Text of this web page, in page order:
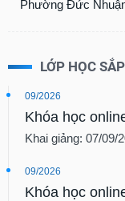
Phường Đức
LỚP HỌC
09/2026
Khóa học
Khai giảng: 07/09/
09/2026
Khóa học